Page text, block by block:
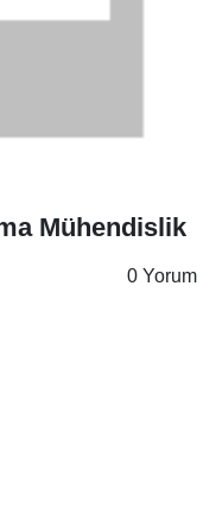
Mühendislik
0 Yorum